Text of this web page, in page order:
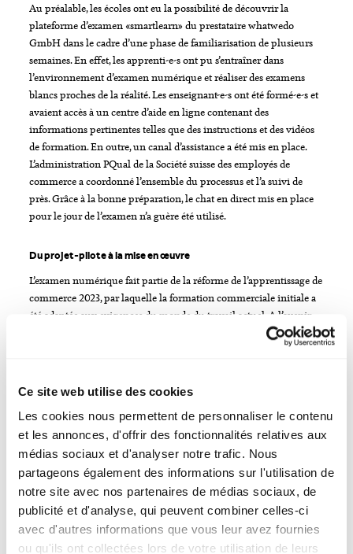
Ce site web utilise des cookies
Les cookies nous permettent de personnaliser le contenu
et les annonces, d'offrir des fonctionnalités relatives aux
médias sociaux et d'analyser notre trafic. Nous
partageons également des informations sur l'utilisation de
notre site avec nos partenaires de médias sociaux, de
publicité et d'analyse, qui peuvent combiner celles-ci
avec d'autres informations que vous leur avez fournies
ou qu'ils ont collectées lors de votre utilisation de leurs
Au préalable, les écoles ont eu la possibilité de découvrir la
plateforme d’examen «smartlearn» du prestataire whatwedo
GmbH dans le cadre d’une phase de familiarisation de plusieurs
semaines. En effet, les apprenti-e-s ont pu s’entraîner dans
l’environnement d’examen numérique et réaliser des examens
blancs proches de la réalité. Les enseignant-e-s ont été formé-e-s et
avaient accès à un centre d’aide en ligne contenant des
informations pertinentes telles que des instructions et des vidéos
de formation. En outre, un canal d’assistance a été mis en place.
L’administration PQual de la Société suisse des employés de
commerce a coordonné l’ensemble du processus et l’a suivi de
près. Grâce à la bonne préparation, le chat en direct mis en place
pour le jour de l’examen n’a guère été utilisé.
Du projet-pilote à la mise en œuvre
L’examen numérique fait partie de la réforme de l’apprentissage de
commerce 2023, par laquelle la formation commerciale initiale a
été adaptée aux exigences du monde du travail actuel. A l’avenir,
l’examen doit être davantage orienté vers l’action, c’est-à-dire être
proche de la pratique et axé sur les compétences. La plateforme
auparavant obtenu de très bons résultats lors de la procédure
plusieurs écoles au début de cette année afin de tester la mise en
œuvre numérique dans des conditions réelles. Ils ont été organisés
par la Haute école fédérale en formation professionnelle (HEFP).
En outre, des «séries zéro» ont été publiées, à savoir des examens
blancs qui ont permis aux écoles et aux apprenti-e-s de se
préparer à ce nouveau format orienté vers les compétences
opérationnelles.